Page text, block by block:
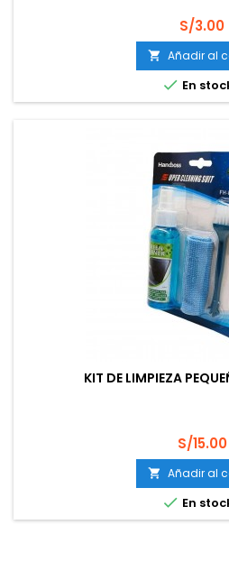
Precio
S/3.00
 Añadir al
 En
KIT DE LIMPIEZA
Precio
S/15.00
 Añadir al
 En